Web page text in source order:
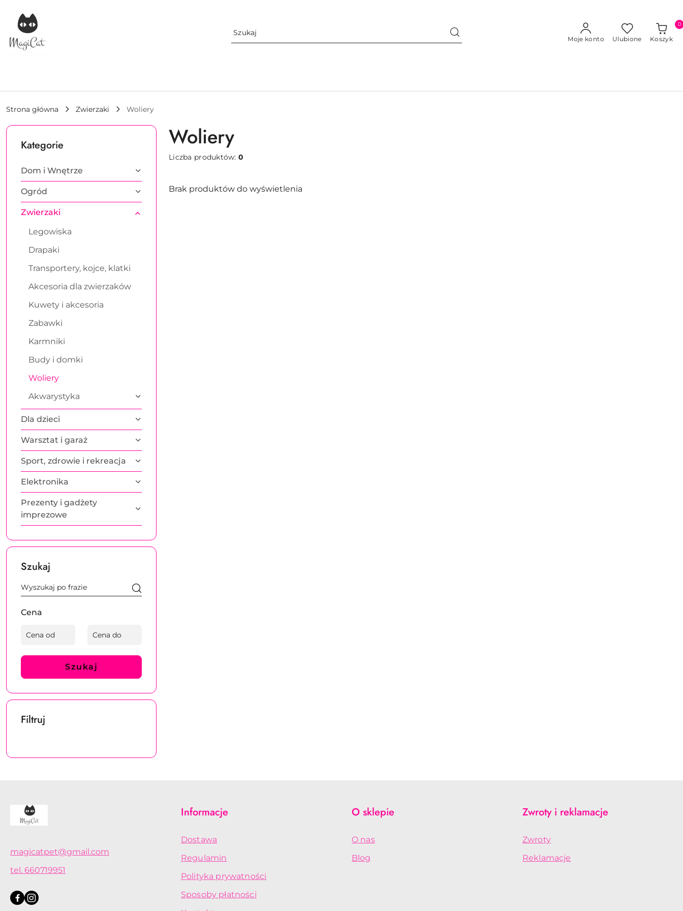
Przejdź do treści głównej
Przejdź do wyszukiwarki
Przejdź do moje konto
Przejdź do menu głównego
Przejdź do stopki
Moje konto Ulubione Koszyk
0
Strona główna Zwierzaki Woliery
Kategorie
Dom i Wnętrze
Ogród
Zwierzaki
Legowiska
Drapaki
Transportery, kojce, klatki
Akcesoria dla zwierzaków
Kuwety i akcesoria
Zabawki
Karmniki
Budy i domki
Woliery
Akwarystyka
Dla dzieci
Warsztat i garaż
Sport, zdrowie i rekreacja
Elektronika
Prezenty i gadżety
imprezowe
Szukaj
Cena
Szukaj
Filtruj
Woliery
Liczba produktów:0
Brak produktów do wyświetlenia
magicatpet@gmail.com
tel. 660719951
Informacje
Dostawa
Regulamin
Polityka prywatności
Sposoby płatności
O sklepie
O nas
Blog
Zwroty i reklamacje
Zwroty
Reklamacje